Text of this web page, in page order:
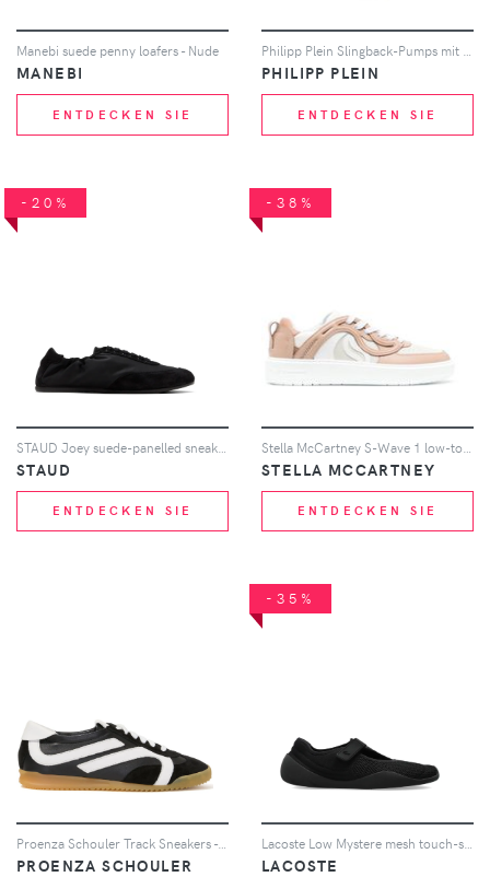
Manebi suede penny loafers - Nude
MANEBI
ENTDECKEN SIE
Philipp Plein Slingback-Pumps mit Strass-Monogramm 55mm - Grün
PHILIPP PLEIN
ENTDECKEN SIE
-20%
STAUD
ENTDECKEN SIE
-38%
STELLA MCCARTNEY
ENTDECKEN SIE
PROENZA SCHOULER
-35%
LACOSTE